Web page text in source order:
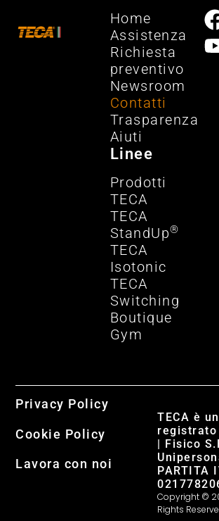
Home
Assistenza
Richiesta
preventivo
Newsroom
Contatti
Trasparenza
Aiuti
Linee
Prodotti
TECA
TECA
StandUp®
TECA
Isotonic
TECA
Switching
Boutique
Gym
TECA è
registrato
| Fisico
PARTITA
Copyright ©
Rights
Privacy Policy
Cookie Policy
Lavora con noi